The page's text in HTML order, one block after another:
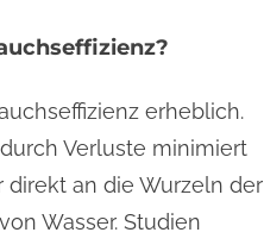
erheblich.
Verluste minimiert
direkt an die Wurzeln der
Wasser. Studien